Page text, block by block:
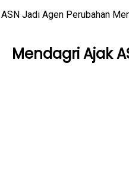
Jadi Agen Perubahan
Mendagri Ajak